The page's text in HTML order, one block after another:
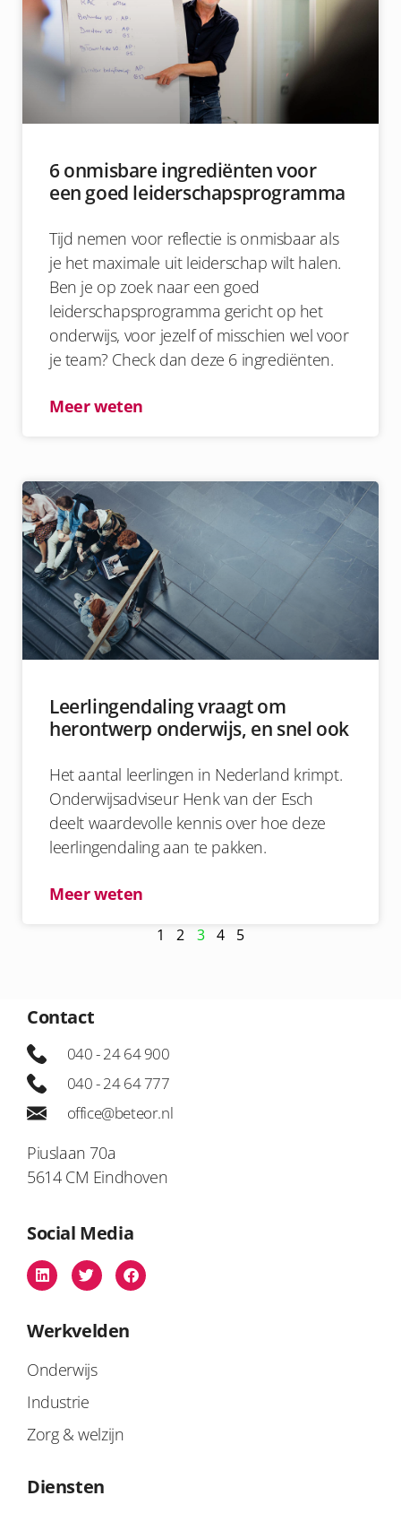
6 onmisbare ingrediënten voor
een goed leiderschapsprogramma
Tijd nemen voor reflectie is onmisbaar als
je het maximale uit leiderschap wilt halen.
Ben je op zoek naar een goed
leiderschapsprogramma gericht op het
onderwijs, voor jezelf of misschien wel voor
je team? Check dan deze 6 ingrediënten.
Meer weten
Leerlingendaling vraagt om
herontwerp onderwijs, en snel ook
Het aantal leerlingen in Nederland krimpt.
Onderwijsadviseur Henk van der Esch
deelt waardevolle kennis over hoe deze
leerlingendaling aan te pakken.
Meer weten
1 2 3 4 5
Contact
040 - 24 64 900
040 - 24 64 777
office@beteor.nl
Piuslaan 70a
5614 CM Eindhoven
Social Media
Werkvelden
Onderwijs
Industrie
Zorg & welzijn
Diensten